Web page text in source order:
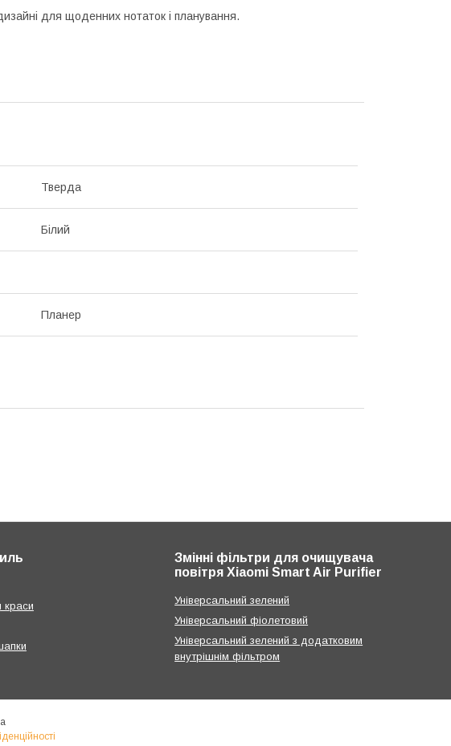
для щоденних нотаток і планування.
Тверда
Білий
Планер
краси
Змінні фільтри для очищувача
повітря Xiaomi Smart Air Purifier
Універсальний зелений
Універсальний фіолетовий
Універсальний зелений з додатковим
внутрішнім фільтром